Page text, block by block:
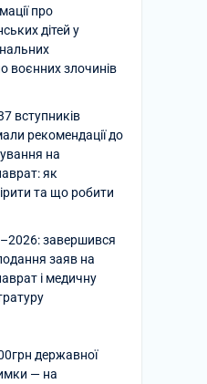
про
дітей у
воєнних злочинів
вступників
рекомендації до
на
як
та що робити
завершився
заяв на
і медичну
державної
— на